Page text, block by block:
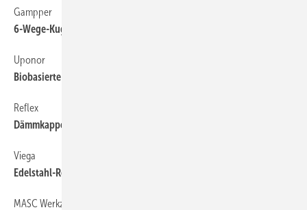
Gampper
6-Wege-Kugelhahn mit Bluetooth Mesh
Uponor
Biobasierte PEX-Rohre
Reflex
Dämmkappe für Abscheider
Viega
Edelstahl-Rohrsystem
MASC Werkzeug